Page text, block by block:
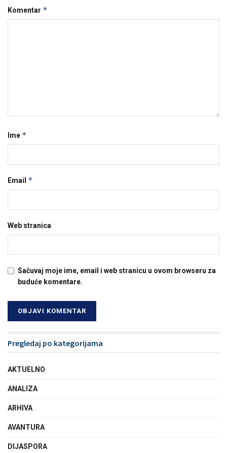
Komentar *
Ime *
Email *
Web stranica
Sačuvaj moje ime, email i web stranicu u ovom browseru za
buduće komentare.
Pregledaj po kategorijama
AKTUELNO
ANALIZA
ARHIVA
AVANTURA
DIJASPORA